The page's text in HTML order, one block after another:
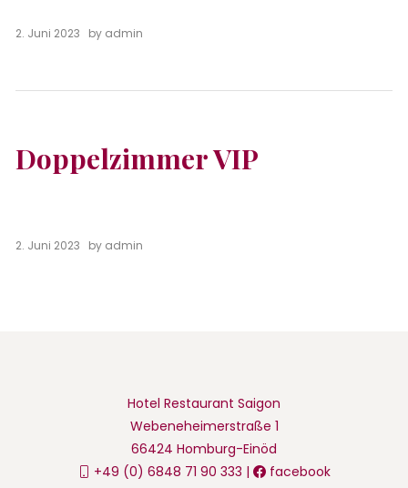
2. Juni 2023 by admin
Doppelzimmer VIP
2. Juni 2023 by admin
Hotel Restaurant Saigon
Webeneheimerstraße 1
66424 Homburg-Einöd
+49 (0) 6848 71 90 333 |
facebook